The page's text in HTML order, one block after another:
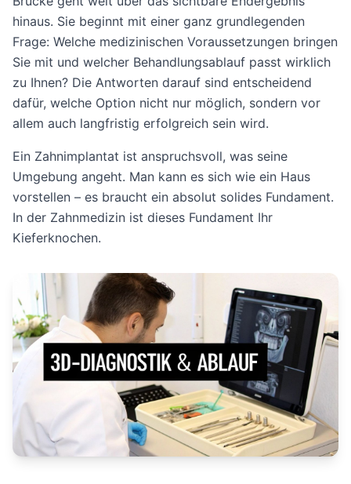
hinaus. Sie beginnt mit einer ganz grundlegenden
Frage: Welche medizinischen Voraussetzungen bringen
Sie mit und welcher Behandlungsablauf passt wirklich
zu Ihnen? Die Antworten darauf sind entscheidend
dafür, welche Option nicht nur möglich, sondern vor
allem auch langfristig erfolgreich sein wird.
Ein Zahnimplantat ist anspruchsvoll, was seine
Umgebung angeht. Man kann es sich wie ein Haus
vorstellen – es braucht ein absolut solides Fundament.
In der Zahnmedizin ist dieses Fundament Ihr
Kieferknochen.